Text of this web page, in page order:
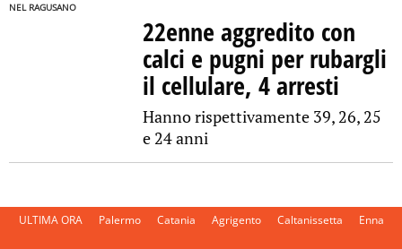
NEL RAGUSANO
22enne aggredito con
calci e pugni per rubargli
il cellulare, 4 arresti
Hanno rispettivamente 39, 26, 25
e 24 anni
ULTIMA ORA Palermo Catania Agrigento Caltanissetta Enna